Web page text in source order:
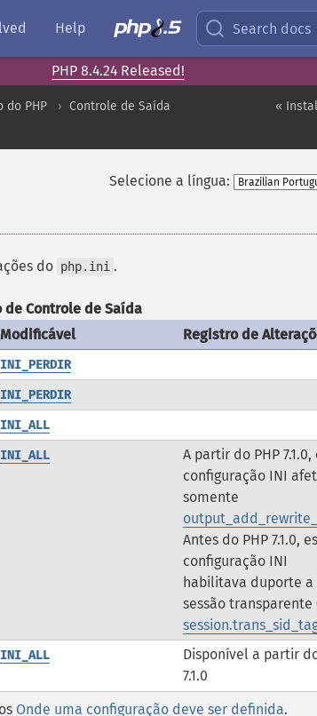
Help Search docs
PHP 8.4.24 Released!
«
do PHP
Controle de Saída
Selecione a língua:
do php.ini .
de Controle de Saída
Modificável
Registro de
INI_PERDIR
INI_PERDIR
INI_ALL
INI_ALL
A partir do PHP
configuração INI
somente
Antes do PHP 7.1.0,
configuração INI
habilitava duporte a
sessão transparente
INI_ALL
Disponível a partir
7.1.0
Onde uma configuração deve ser definida.